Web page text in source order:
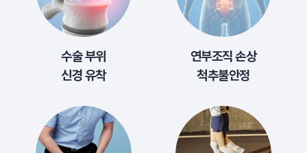
수술 부위
신경 유착
연부조직 손상
척추불안정